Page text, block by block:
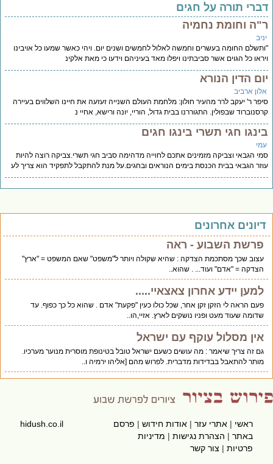
תורה על חגים
וחומת נחמיה
החומה בעשרים וחמשה לאלול לחמשים ושנים יום. ויהי כאשר שמעו כל אויבינו
כל הגוים אשר סביבתינו ויפלו מאד בעיניהם וידעו כי מאת אלקינ
הדין הנורא
ארביב
ר' יעקב לרר מהעיר חולון: מלחמת העולם השנייה זעזעה את חיינו השלווים בעיירה
שבפולין. התגוררנו בבית גדול, הוריי, יונה ורישא, אחיי נ
חגי תשרי בינגו חגים
הגבאי וצביקה מזמינים אתכם לחוייה מדהימה סביב חגי תשרי.צביקה רוצה להיות
הגבאי בבית הכנסת בימים הנוראים ובחגים.על מנת להתקבל לתפקיד הוא צריך לע
אחרונים
פרשת השבוע - ראה
עצוב שכך מסתכמת הצדקה : שהיא שקולה ויותר ל"משפט" שאם המשפט = "ארץ"
הצדקה = "אדם" ועוד... . שהוא..
למען יידע אחרון צאצאיי.....
פעם הראה לי הזקן זקן אחר, שכל כולו כעין "פקעת" אדם . שהוא כל כך כפוף. עד
שדומה שעוד מעט ופניו נושקים לארץ. אזיי,הו..
אין מסלול עוקף עם ישראל
גם זה צריך שיאמר : מה עושים כשעם ישראל טובל בטינופת מוסרית מנוער מערכיו.
מותר להתאבל בבדידות מדברית. לפרוש מהם [אליהו ירמיה ו..
ראשי|אתרי עזר|אודות חידוש|פרסם
באתר|הצהרת נגישות|מדיניות
פרטיות|צור קשר
hidush.co.il